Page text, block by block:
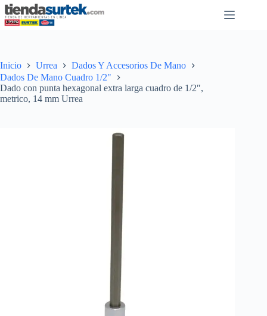
Saltar
al
contenido
Inicio Urrea
Dados Y Accesorios De Mano
Dados De Mano Cuadro 1/2"
Dado con punta hexagonal extra larga cuadro de 1/2″,
metrico, 14 mm Urrea